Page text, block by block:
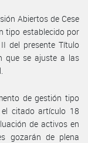
Abiertos de Cese
tipo establecido por
del presente Título
que se ajuste a las
de gestión tipo
el citado artículo 18
de activos en
gozarán de plena